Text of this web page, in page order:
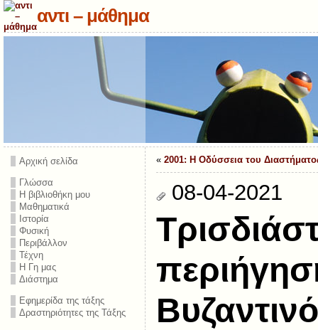
αντι – μάθημα
Αρχική σελίδα
Γλώσσα
Η βιβλιοθήκη μου
Μαθηματικά
Ιστορία
Φυσική
Περιβάλλον
Τέχνη
Η Γη μας
Διάστημα
Εφημερίδα της τάξης
Δραστηριότητες της Τάξης
« 2001: Η Οδύσσεια του
08-04-2021